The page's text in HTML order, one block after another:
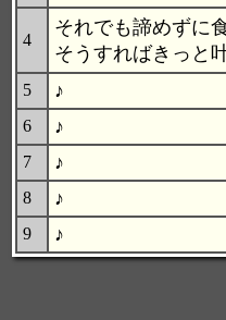
4
それでも諦めずに
そうすればきっと
5 ♪
6 ♪
7 ♪
8 ♪
9 ♪